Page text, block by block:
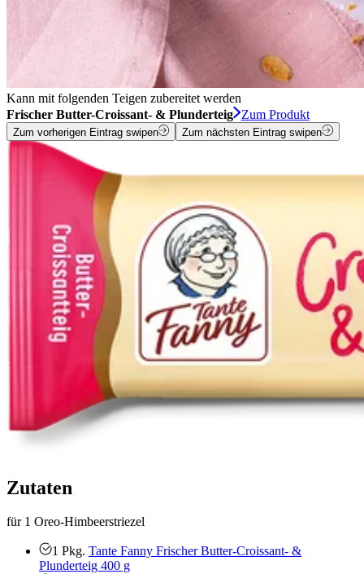
Kann mit folgenden Teigen zubereitet werden
Frischer Butter-Croissant- & Plunderteig
Zum Produkt
Zum vorherigen Eintrag swipen Zum nächsten Eintrag swipen
Zutaten
für 1 Oreo-Himbeerstriezel
1 Pkg. Tante Fanny Frischer Butter-Croissant- &
Plunderteig 400 g